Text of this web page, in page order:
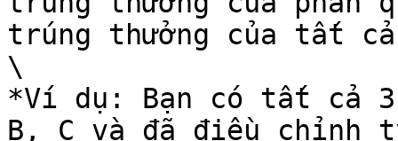
trúng thưởng của tất cả
\
*Ví dụ: Bạn có tất cả 3
B, C và đã điều chỉnh